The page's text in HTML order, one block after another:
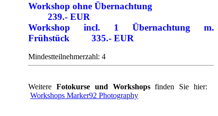
Workshop ohne Übernachtung
239.- EUR
Workshop incl. 1 Übernachtung m.
Frühstück 335.- EUR
Mindestteilnehmerzahl: 4
Weitere Fotokurse und Workshopsfinden Sie hier:
Workshops Marker92 Photography